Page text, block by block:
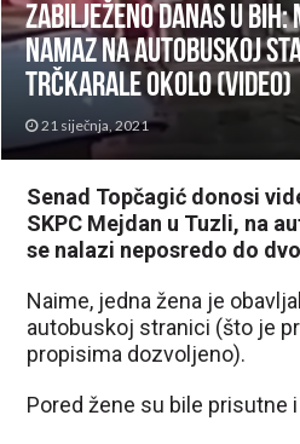
Zabilježeno danas u
namaz na autobuskoj
trčkarale okolo (VIDEO)
21 siječnja, 2021
Senad Topčagić donosi
SKPC Mejdan u Tuzli, na
se nalazi neposredo do
Naime, jedna žena je
autobuskoj stranici (što je
propisima dozvoljeno).
Pored žene su bile prisutne